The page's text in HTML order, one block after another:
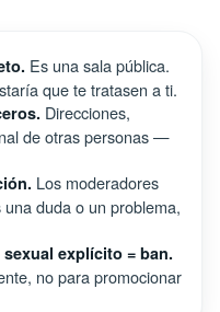
Es una sala pública.
que te tratasen a ti.
Direcciones,
de otras personas —
Los moderadores
duda o un problema,
explícito = ban.
no para promocionar